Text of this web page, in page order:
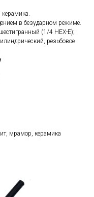
в безударном режиме.
(1/4 HEX-E);
резьбовое
мрамор, керамика